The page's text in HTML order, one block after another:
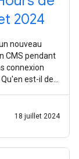
2024
nouveau
CMS pendant
connexion
est-il de
18 juillet 2024